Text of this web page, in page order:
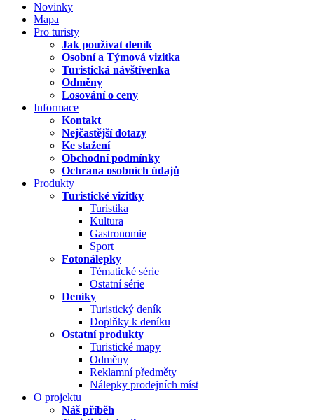
Novinky
Mapa
Pro turisty
Jak používat deník
Osobní a Týmová vizitka
Turistická návštívenka
Odměny
Losování o ceny
Informace
Kontakt
Nejčastější dotazy
Ke stažení
Obchodní podmínky
Ochrana osobních údajů
Produkty
Turistické vizitky
Turistika
Kultura
Gastronomie
Sport
Fotonálepky
Tématické série
Ostatní série
Deníky
Turistický deník
Doplňky k deníku
Ostatní produkty
Turistické mapy
Odměny
Reklamní předměty
Nálepky prodejních míst
O projektu
Náš příběh